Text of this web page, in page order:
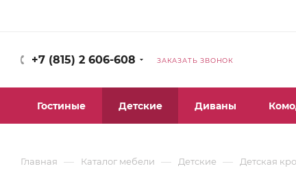
+7 (815) 2 606-608 ЗАКАЗАТЬ ЗВОНОК
Гостиные Детские Диваны
Главная — Каталог мебели — Детские — Детская